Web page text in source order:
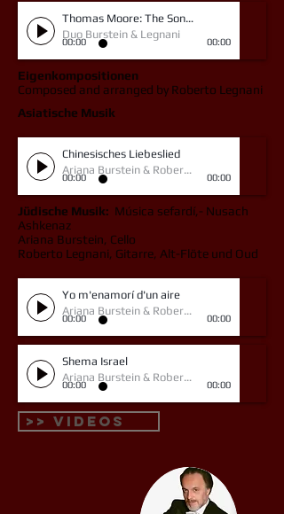
Thomas Moore: The Song of Fionnuala
Duo Burstein & Legnani
00:00 00:00
Eigenkompositionen
Composed and arranged by Roberto Legnani
Asiatische Musik
Chinesisches Liebeslied
Ariana Burstein & Roberto Legnani
00:00 00:00
Jüdische Musik: Música sefardí,- Nusach
Ashkenaz
Ariana Burstein, Cello
Roberto Legnani, Gitarre, Alt-Flöte und Oud
Yo m'enamorí d'un aire
Ariana Burstein & Roberto Legnani
00:00 00:00
Shema Israel
Ariana Burstein & Roberto Legnani
00:00 00:00
>> Videos